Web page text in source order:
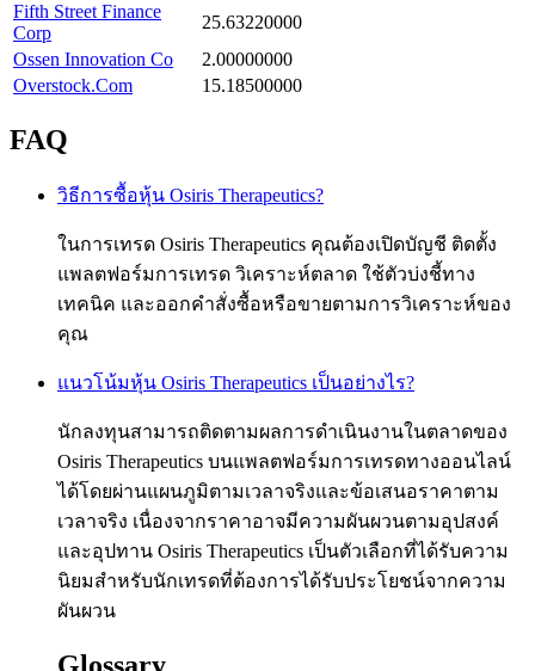
Fifth Street Finance
Corp
25.63220000
Ossen Innovation Co
2.00000000
Overstock.Com
15.18500000
FAQ
วิธีการซื้อหุ้น Osiris Therapeutics?
ในการเทรด Osiris Therapeutics คุณต้องเปิดบัญชี ติดตั้ง
แพลตฟอร์มการเทรด วิเคราะห์ตลาด ใช้ตัวบ่งชี้ทาง
เทคนิค และออกคำสั่งซื้อหรือขายตามการวิเคราะห์ของ
คุณ
แนวโน้มหุ้น Osiris Therapeutics เป็นอย่างไร?
นักลงทุนสามารถติดตามผลการดำเนินงานในตลาดของ
Osiris Therapeutics บนแพลตฟอร์มการเทรดทางออนไลน์
ได้โดยผ่านแผนภูมิตามเวลาจริงและข้อเสนอราคาตาม
เวลาจริง เนื่องจากราคาอาจมีความผันผวนตามอุปสงค์
และอุปทาน Osiris Therapeutics เป็นตัวเลือกที่ได้รับความ
นิยมสำหรับนักเทรดที่ต้องการได้รับประโยชน์จากความ
ผันผวน
Glossary